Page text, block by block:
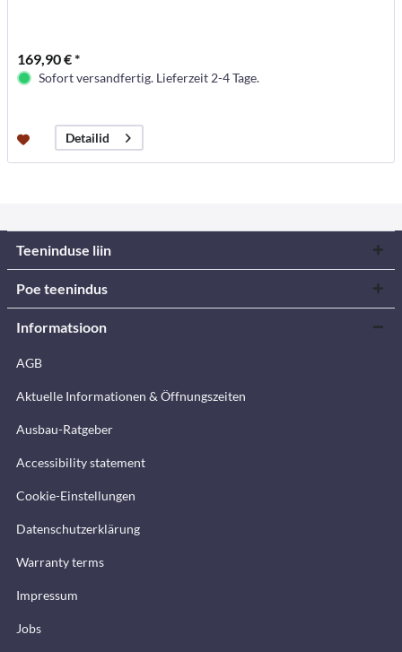
169,90 € *
Sofort versandfertig. Lieferzeit 2-4 Tage.
Detailid
Teeninduse liin
Poe teenindus
Informatsioon
AGB
Aktuelle Informationen & Öffnungszeiten
Ausbau-Ratgeber
Accessibility statement
Cookie-Einstellungen
Datenschutzerklärung
Warranty terms
Impressum
Jobs